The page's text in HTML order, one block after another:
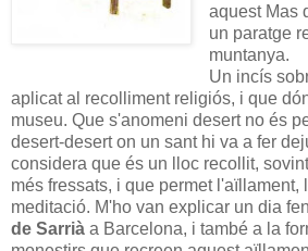
aquest Mas
un paratge
muntanya.
Un incís
aplicat al recolliment religiós, i que
museu. Que s'anomeni desert no és
desert-desert on un sant hi va a fer
considera que és un lloc recollit,
més fressats, i que permet l'aïllament,
meditació. M'ho van explicar un dia
de Sarrià a Barcelona, i també a la